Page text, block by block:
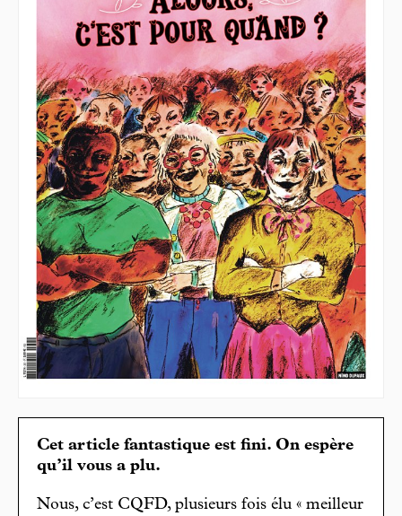
Cet article fantastique est fini. On espère
qu’il vous a plu.
Nous, c’est CQFD, plusieurs fois élu « meilleur